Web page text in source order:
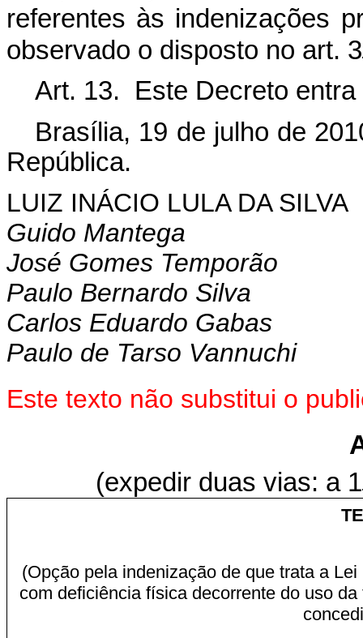
referentes às indenizações
observado o disposto no art. 3
Art. 13. Este Decreto
Brasília, 19 de julho de
República.
LUIZ INÁCIO LULA DA SILVA
Guido Mantega
José Gomes Temporão
Paulo Bernardo Silva
Carlos Eduardo Gabas
Paulo de Tarso Vannuchi
Este texto não substitui o
(expedir duas vias: a 1
(Opção pela indenização de que trata a Lei
com deficiência física decorrente do uso